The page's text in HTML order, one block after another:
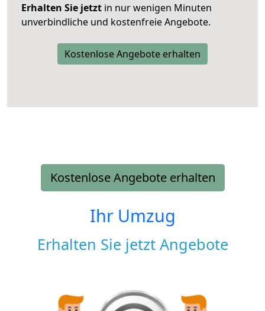
Erhalten Sie jetzt in nur wenigen Minuten
unverbindliche und kostenfreie Angebote.
Kostenlose Angebote erhalten
Kostenlose Angebote erhalten
Ihr Umzug
Erhalten Sie jetzt Angebote